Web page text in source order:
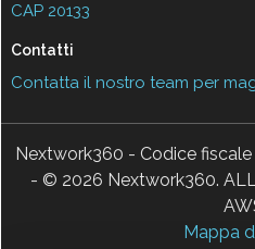
CAP 20133
Contatti
Contatta il nostro team per
Nextwork360 - Codice
- © 2026 Nextwork360. ALL
Mappa